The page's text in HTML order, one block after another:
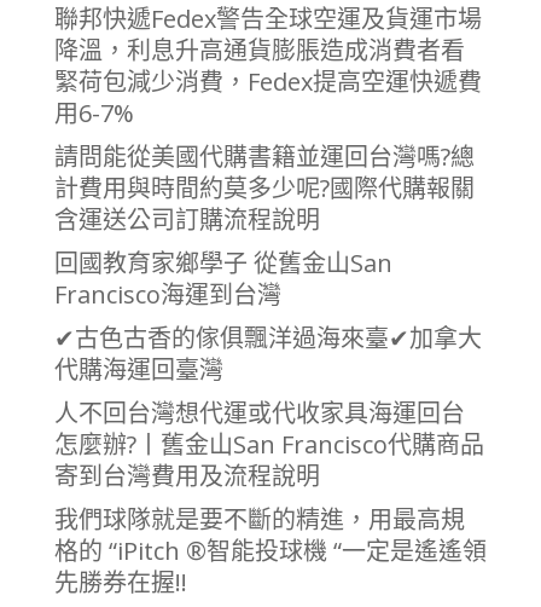
聯邦快遞Fedex警告全球空運及貨運市場
降溫，利息升高通貨膨脹造成消費者看
緊荷包減少消費，Fedex提高空運快遞費
用6-7%
請問能從美國代購書籍並運回台灣嗎?總
計費用與時間約莫多少呢?國際代購報關
含運送公司訂購流程說明
回國教育家鄉學子 從舊金山San
Francisco海運到台灣
✔古色古香的傢俱飄洋過海來臺✔加拿大
代購海運回臺灣
人不回台灣想代運或代收家具海運回台
怎麼辦?丨舊金山San Francisco代購商品
寄到台灣費用及流程說明
我們球隊就是要不斷的精進，用最高規
格的 “iPitch ®智能投球機 “一定是遙遙領
先勝券在握!!